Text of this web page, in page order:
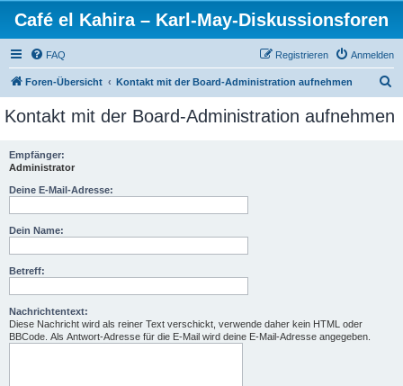
Café el Kahira – Karl-May-Diskussionsforen
FAQ Anmelden
Registrieren
Foren-Übersicht Kontakt mit der Board-Administration aufnehmen
c
Kontakt mit der Board-Administration aufnehmen
Empfänger:
Administrator
Deine E-Mail-Adresse:
Dein Name:
Betreff:
Nachrichtentext:
Diese Nachricht wird als reiner Text verschickt, verwende daher kein HTML oder
BBCode. Als Antwort-Adresse für die E-Mail wird deine E-Mail-Adresse angegeben.